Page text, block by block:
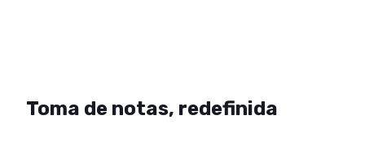
Toma de notas, redefinida